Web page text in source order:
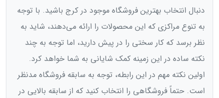
دنبال انتخاب بهترین فروشگاه موجود در کرج باشید. با توجه
به تنوع مراکزی که این محصولات را ارائه می‌دهند، شاید به
نظر برسد که کار سختی را در پیش دارید، اما توجه به چند
نکته ساده در این زمینه کمک شایانی به شما خواهد کرد.
اولین نکته مهم در این رابطه، توجه به سابقه فروشگاه مدنظر
است. حتماً فروشگاهی را انتخاب کنید که از سابقه بالایی در